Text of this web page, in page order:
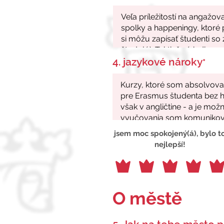
4. jazykové nároky*
jsem moc spokojený(á), bylo
nejlepší!
O městě